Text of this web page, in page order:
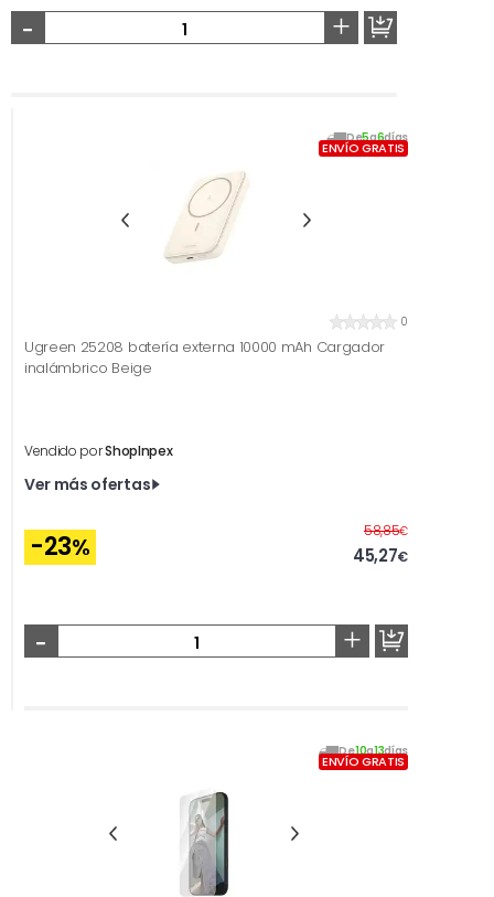
- +
De5a6días
ENVÍO GRATIS
0
Ugreen 25208 batería externa 10000 mAh Cargador
inalámbrico Beige
Vendido porShopInpex
Ver más ofertas
-23%
58,85€Antes
45,27€
- +
De10a13días
ENVÍO GRATIS